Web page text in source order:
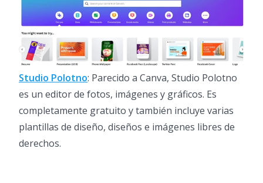
Studio Polotno: Parecido a Canva, Studio Polotno
es un editor de fotos, imágenes y gráficos. Es
completamente gratuito y también incluye varias
plantillas de diseño, diseños e imágenes libres de
derechos.